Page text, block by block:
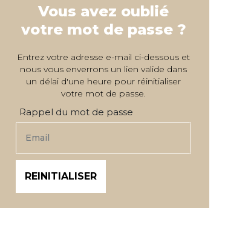
Vous avez oublié
votre mot de passe ?
Entrez votre adresse e-mail ci-dessous et
nous vous enverrons un lien valide dans
un délai d'une heure pour réinitialiser
votre mot de passe.
Rappel du mot de passe